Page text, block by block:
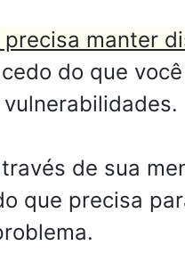
precisa manter
do que
de sua
que precisa